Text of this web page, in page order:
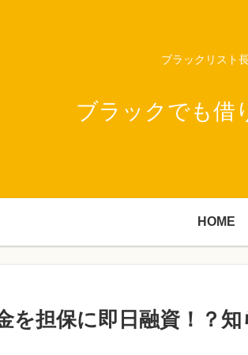
ブラックリスト
ブラックでも借
HOME
金を担保に即日融資！？